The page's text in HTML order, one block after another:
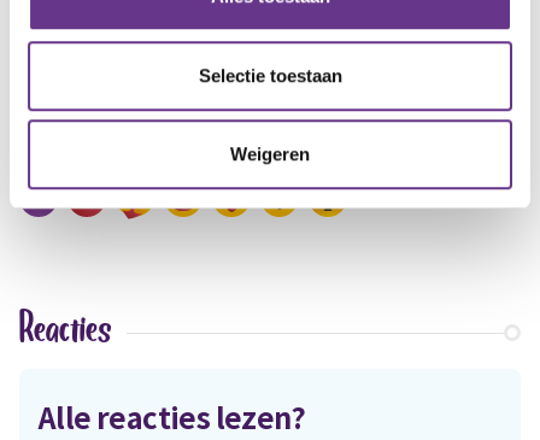
Selectie toestaan
Weigeren
input voor!
Wat vind je van ditartikel?
3
Reacties
Alle reacties lezen?